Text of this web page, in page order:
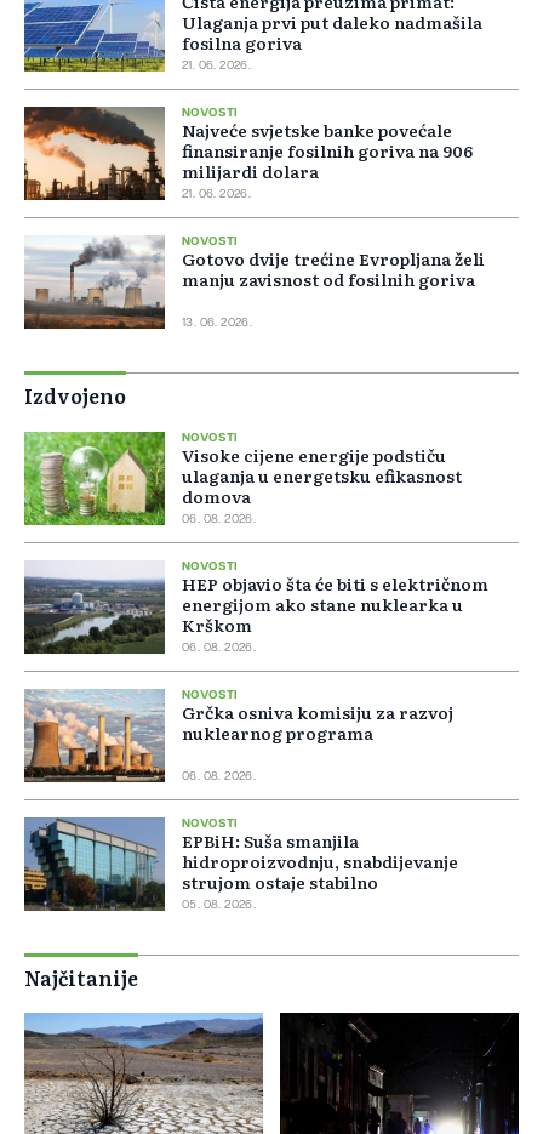
Ulaganja prvi put daleko nadmašila
fosilna goriva
21. 06. 2026.
NOVOSTI
Najveće svjetske banke povećale
finansiranje fosilnih goriva na 906
milijardi dolara
21. 06. 2026.
NOVOSTI
Gotovo dvije trećine Evropljana želi
manju zavisnost od fosilnih goriva
13. 06. 2026.
Izdvojeno
NOVOSTI
Visoke cijene energije podstiču
ulaganja u energetsku efikasnost
domova
06. 08. 2026.
NOVOSTI
HEP objavio šta će biti s električnom
energijom ako stane nuklearka u
Krškom
06. 08. 2026.
NOVOSTI
Grčka osniva komisiju za razvoj
nuklearnog programa
06. 08. 2026.
NOVOSTI
EPBiH: Suša smanjila
hidroproizvodnju, snabdijevanje
strujom ostaje stabilno
05. 08. 2026.
Najčitanije